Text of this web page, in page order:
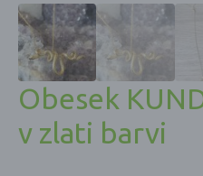
Obesek
v zlati barvi